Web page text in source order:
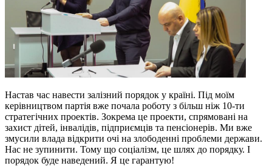
Настав час навести залізний порядок у країні. Під моїм
керівництвом партія вже почала роботу з більш ніж 10-ти
стратегічних проектів. Зокрема це проекти, спрямовані на
захист дітей, інвалідів, підприємців та пенсіонерів. Ми вже
змусили влада відкрити очі на злободенні проблеми держави.
Нас не зупинити. Тому що соціалізм, це шлях до порядку. І
порядок буде наведений. Я це гарантую!